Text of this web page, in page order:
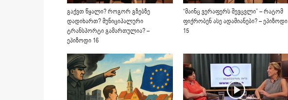
გაქვთ წყალი? როგორ გზებზე
დადიხართ? მუნიციპალური
ტრანსპორტი გამართულია? –
ეპიზოდი 16
“მაინც ვერაფერს შევცვლი” – რატომ
ფიქრობენ ასე ადამიანები? – ეპიზოდი
15